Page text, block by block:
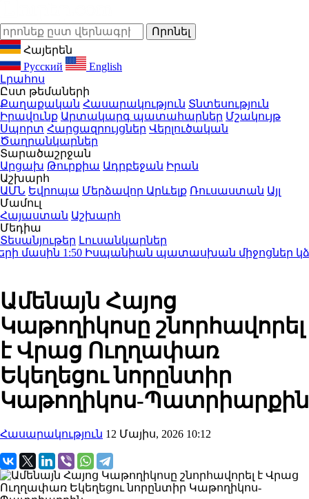
Հայերեն
Русский
English
Լրահոս
Ըստ թեմաների
Քաղաքական Հասարակություն Տնտեսություն
Իրավունք Արտակարգ պատահարներ Մշակույթ
Սպորտ Հարցազրույցներ Վերլուծական
Ծաղրանկարներ
Տարածաշրջան
Արցախ Թուրքիա Ադրբեջան Իրան
Աշխարհ
ԱՄՆ Եվրոպա Մերձավոր Արևելք Ռուսաստան Այլ
Մամուլ
Հայաստան Աշխարհ
Մեդիա
Տեսանյութեր Լուսանկարներ
մասին1:50Իսպանիան պատասխան միջոցներ
Ամենայն Հայոց
Կաթողիկոսը շնորհավորել
է Վրաց Ուղղափառ
Եկեղեցու նորընտիր
Կաթողիկոս-Պատրիարքին
Հասարակություն 12 Մայիս, 2026 10:12